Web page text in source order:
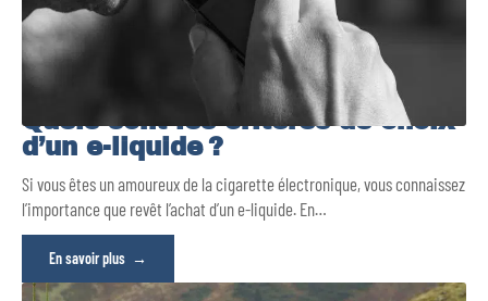
Quels sont les critères de choix
d’un e-liquide ?
Si vous êtes un amoureux de la cigarette électronique, vous connaissez
l’importance que revêt l’achat d’un e-liquide. En…
En savoir plus